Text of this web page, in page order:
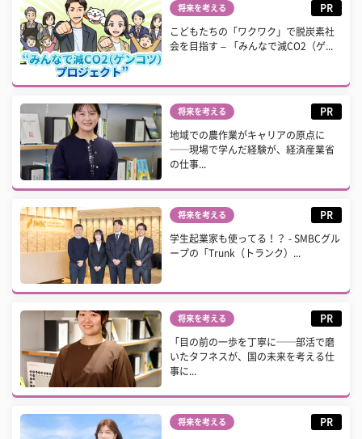
将来を考える PR
こどもたちの「ワクワク」で脱炭素社
会を目指す – 「みんなで減CO2（ゲ...
将来を考える PR
地域での農作業がキャリアの原点に
──現場で学んだ経験が、経済産業省
の仕事...
将来を考える PR
学生起業家も使ってる！？ - SMBCグル
ープの「Trunk（トランク）...
将来を考える PR
「目の前の一歩を丁寧に──部活で磨
いたタフネスが、国の未来を考える仕
事に...
将来を考える PR